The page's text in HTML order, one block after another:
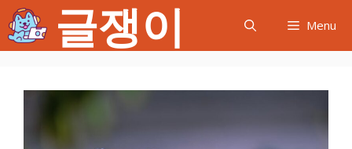
텐
츠
글쟁이 Menu